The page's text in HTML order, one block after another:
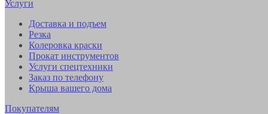
Услуги
Доставка и подъем
Резка
Колеровка краски
Прокат инструментов
Услуги спецтехники
Заказ по телефону
Крыша вашего дома
Покупателям